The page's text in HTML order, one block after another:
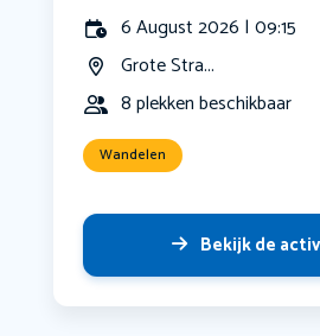
6 August 2026 | 09:15
Grote Stra...
8 plekken beschikbaar
Wandelen
Bekijk de